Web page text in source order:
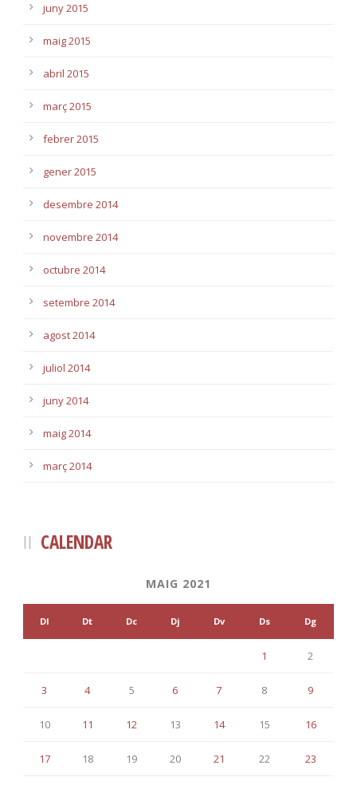
juny 2015
maig 2015
abril 2015
març 2015
febrer 2015
gener 2015
desembre 2014
novembre 2014
octubre 2014
setembre 2014
agost 2014
juliol 2014
juny 2014
maig 2014
març 2014
CALENDAR
MAIG 2021
Dl Dt Dc Dj Dv Ds Dg
1 2
3 4 5 6 7 8 9
10 11 12 13 14 15 16
17 18 19 20 21 22 23